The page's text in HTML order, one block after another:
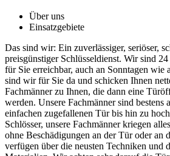
Über uns
Einsatzgebiete
Das sind wir: Ein zuverlässiger, seriöser,
preisgünstiger Schlüsseldienst. Wir sind
für Sie erreichbar, auch an Sonntagen wie
sind wir für Sie da und schicken Ihnen
Fachmänner zu Ihnen, die dann eine
werden. Unsere Fachmänner sind bestens
einfachen zugefallenen Tür bis hin zu
Schlösser, unsere Fachmänner kriegen
ohne Beschädigungen an der Tür oder an
verfügen über die neusten Techniken und